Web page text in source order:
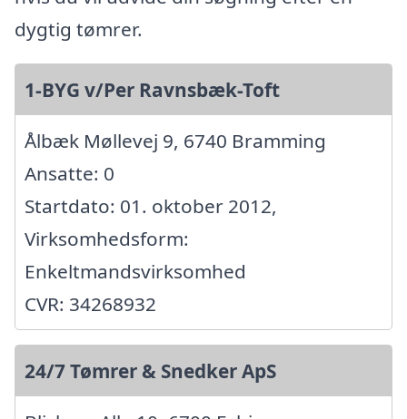
dygtig tømrer.
1-BYG v/Per Ravnsbæk-Toft
Ålbæk Møllevej 9, 6740 Bramming
Ansatte: 0
Startdato: 01. oktober 2012,
Virksomhedsform:
Enkeltmandsvirksomhed
CVR: 34268932
24/7 Tømrer & Snedker ApS